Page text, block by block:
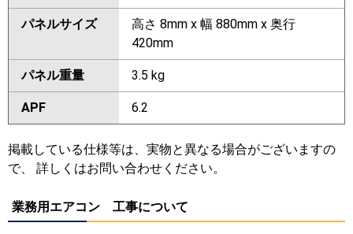
パネルサイズ
高さ 8mm x 幅 880mm x 奥行
420mm
パネル重量 3.5 kg
APF 6.2
掲載している仕様等は、実物と異なる場合がございますの
で、 詳しくはお問い合わせください。
業務用エアコン 工事について